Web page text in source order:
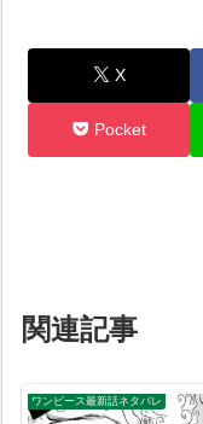
X
Pocket
関連記事
ワンピース最新話ネタバレ